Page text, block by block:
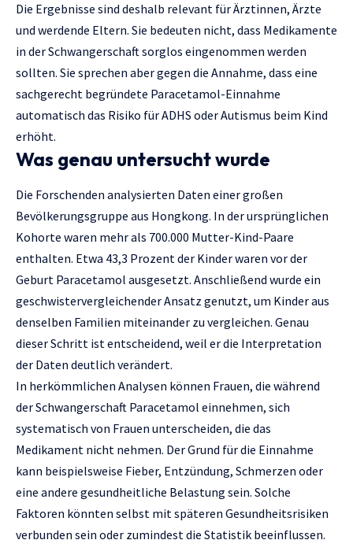
Die Ergebnisse sind deshalb relevant für Ärztinnen, Ärzte
und werdende Eltern. Sie bedeuten nicht, dass Medikamente
in der Schwangerschaft sorglos eingenommen werden
sollten. Sie sprechen aber gegen die Annahme, dass eine
sachgerecht begründete Paracetamol-Einnahme
automatisch das Risiko für ADHS oder Autismus beim Kind
erhöht.
Was genau untersucht wurde
Die Forschenden analysierten Daten einer großen
Bevölkerungsgruppe aus Hongkong. In der ursprünglichen
Kohorte waren mehr als 700.000 Mutter-Kind-Paare
enthalten. Etwa 43,3 Prozent der Kinder waren vor der
Geburt Paracetamol ausgesetzt. Anschließend wurde ein
geschwistervergleichender Ansatz genutzt, um Kinder aus
denselben Familien miteinander zu vergleichen. Genau
dieser Schritt ist entscheidend, weil er die Interpretation
der Daten deutlich verändert.
In herkömmlichen Analysen können Frauen, die während
der Schwangerschaft Paracetamol einnehmen, sich
systematisch von Frauen unterscheiden, die das
Medikament nicht nehmen. Der Grund für die Einnahme
kann beispielsweise Fieber, Entzündung, Schmerzen oder
eine andere gesundheitliche Belastung sein. Solche
Faktoren könnten selbst mit späteren Gesundheitsrisiken
verbunden sein oder zumindest die Statistik beeinflussen.